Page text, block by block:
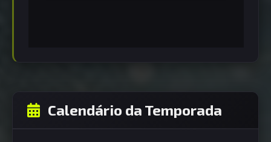
Calendário da Temporada